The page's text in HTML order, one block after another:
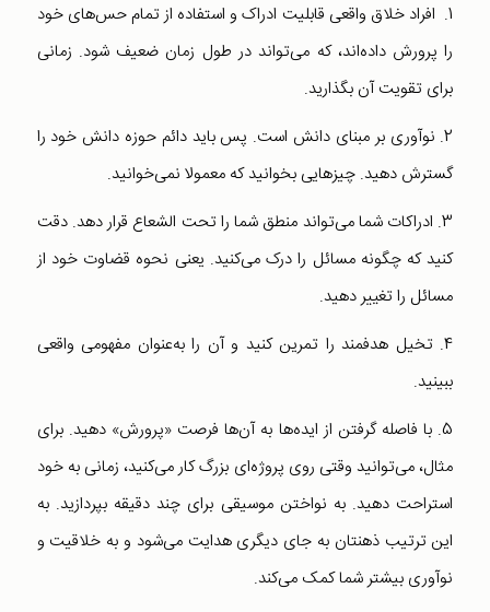
1. افراد خلاق واقعی قابلیت ادراک و استفاده از تمام حس‌های خود
را پرورش داده‌اند، که می‌تواند در طول زمان ضعیف شود. زمانی
برای تقویت آن بگذارید.
2. نوآوری بر مبنای دانش است. پس باید دائم حوزه دانش خود را
گسترش دهید. چیزهایی بخوانید که معمولا نمی‌خوانید.
3. ادراکات شما می‌تواند منطق شما را تحت الشعاع قرار دهد. دقت
کنید که چگونه مسائل را درک می‌کنید. یعنی نحوه قضاوت خود از
مسائل را تغییر دهید.
4. تخیل هدفمند را تمرین کنید و آن را به‌عنوان مفهومی واقعی
ببینید.
5. با فاصله گرفتن از ایده‌ها به آن‌ها فرصت «پرورش» دهید. برای
مثال، می‌توانید وقتی روی پروژه‌ای بزرگ کار می‌کنید، زمانی به خود
استراحت دهید. به نواختن موسیقی برای چند دقیقه بپردازید. به
این ترتیب ذهنتان به جای دیگری هدایت می‌شود و به خلاقیت و
نوآوری بیشتر شما کمک می‌کند.